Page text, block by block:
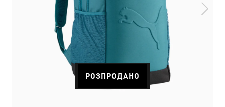
РОЗПРОДАНО